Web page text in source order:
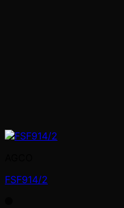
FSF914/2